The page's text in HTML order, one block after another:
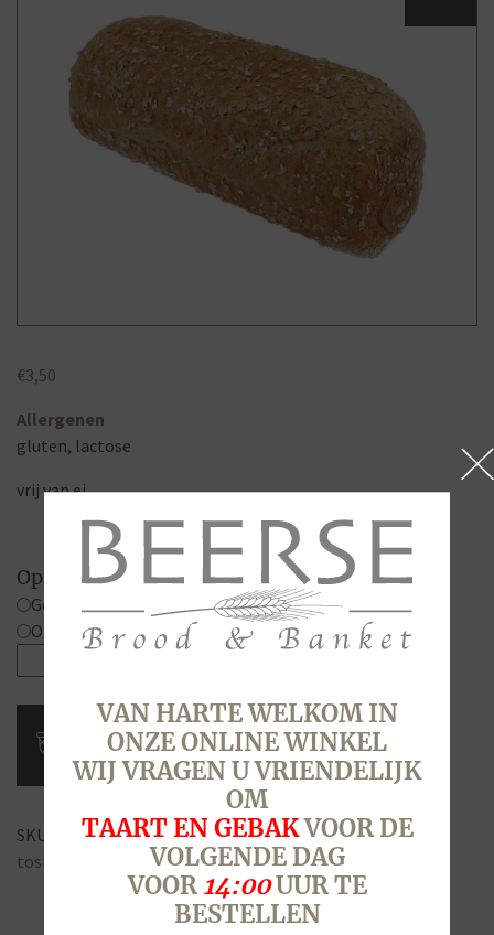
€3,50
Allergenen
gluten, lactose
vrij van ei
Opties
Gesneden
Ongesneden
Volkoren,
heel
aantal
SKU: 2120Categorie:Brood & Broodjes Tags:casino,rond
tosti
volkoren
VAN HARTE WELKOM IN
ONZE ONLINE WINKEL
WIJ VRAGEN U VRIENDELIJK
OM
TAART EN GEBAKVOOR DE
VOLGENDE DAG
VOOR 14:00UUR TE
BESTELLEN